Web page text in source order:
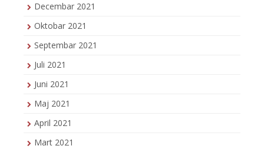
Decembar 2021
Oktobar 2021
Septembar 2021
Juli 2021
Juni 2021
Maj 2021
April 2021
Mart 2021